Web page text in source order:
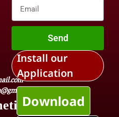
Send
Install our
Application
Download